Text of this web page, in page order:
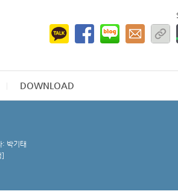
DOWNLOAD
박기태
]